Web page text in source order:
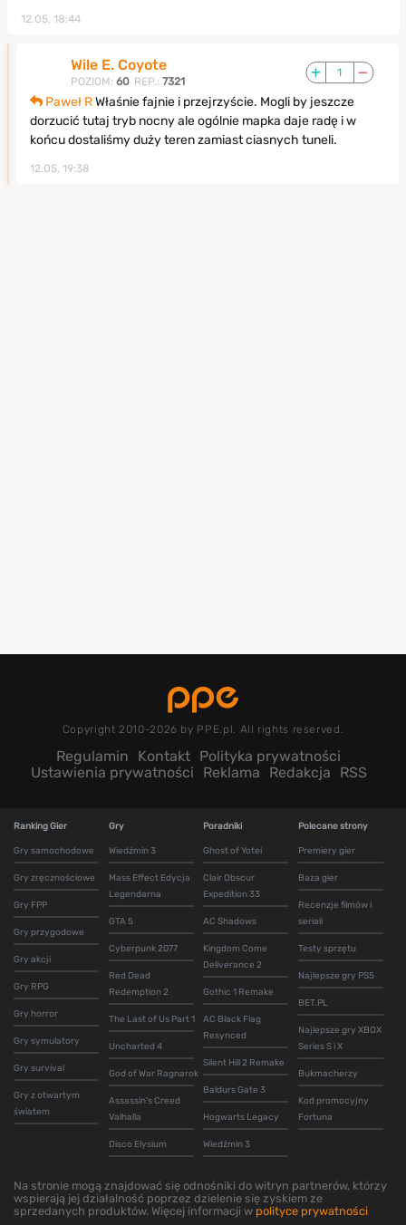
12.05, 18:44
Wile E. Coyote
POZIOM: 60 REP.: 7321
1
Paweł RWłaśnie fajnie i przejrzyście. Mogli by jeszcze
dorzucić tutaj tryb nocny ale ogólnie mapka daje radę i w
końcu dostaliśmy duży teren zamiast ciasnych tuneli.
12.05, 19:38
Copyright 2010-2026 by PPE.pl. All rights reserved.
Regulamin Kontakt Polityka prywatności
Ustawienia prywatności
Reklama Redakcja RSS
Ranking Gier
Gry samochodowe
Gry zręcznościowe
Gry FPP
Gry przygodowe
Gry akcji
Gry RPG
Gry horror
Gry symulatory
Gry survival
Gry z otwartym
światem
Gry
Wiedźmin 3
Mass Effect Edycja
Legendarna
GTA 5
Cyberpunk 2077
Red Dead
Redemption 2
The Last of Us Part 1
Uncharted 4
God of War Ragnarok
Assassin's Creed
Valhalla
Disco Elysium
Poradniki
Ghost of Yotei
Clair Obscur
Expedition 33
AC Shadows
Kingdom Come
Deliverance 2
Gothic 1 Remake
AC Black Flag
Resynced
Silent Hill 2 Remake
Baldurs Gate 3
Hogwarts Legacy
Wiedźmin 3
Polecane strony
Premiery gier
Baza gier
Recenzje filmów i
seriali
Testy sprzętu
Najlepsze gry PS5
BET.PL
Najlepsze gry XBOX
Series S i X
Bukmacherzy
Kod promocyjny
Fortuna
Na stronie mogą znajdować się odnośniki do witryn partnerów, którzy
wspierają jej działalność poprzez dzielenie się zyskiem ze
sprzedanych produktów. Więcej informacji w polityce prywatności